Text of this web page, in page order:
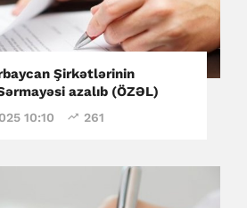
Şirkətlərinin
azalıb (ÖZƏL)
10:10 261